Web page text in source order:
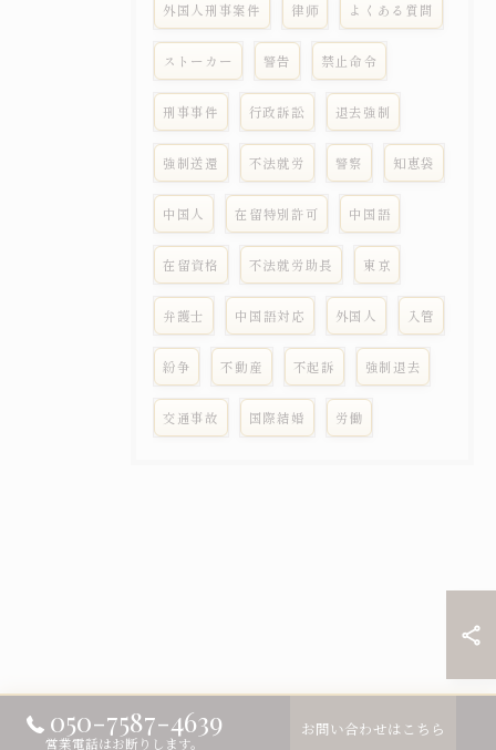
外国人刑事案件 律师 よくある質問
ストーカー 警告 禁止命令
刑事事件 行政訴訟 退去強制
強制送還 不法就労 警察 知恵袋
中国人 在留特別許可 中国語
在留資格 不法就労助長 東京
弁護士 中国語対応 外国人 入管
紛争 不動産 不起訴 強制退去
交通事故 国際結婚 労働
050-7587-4639
営業電話はお断りします。
お問い合わせはこちら